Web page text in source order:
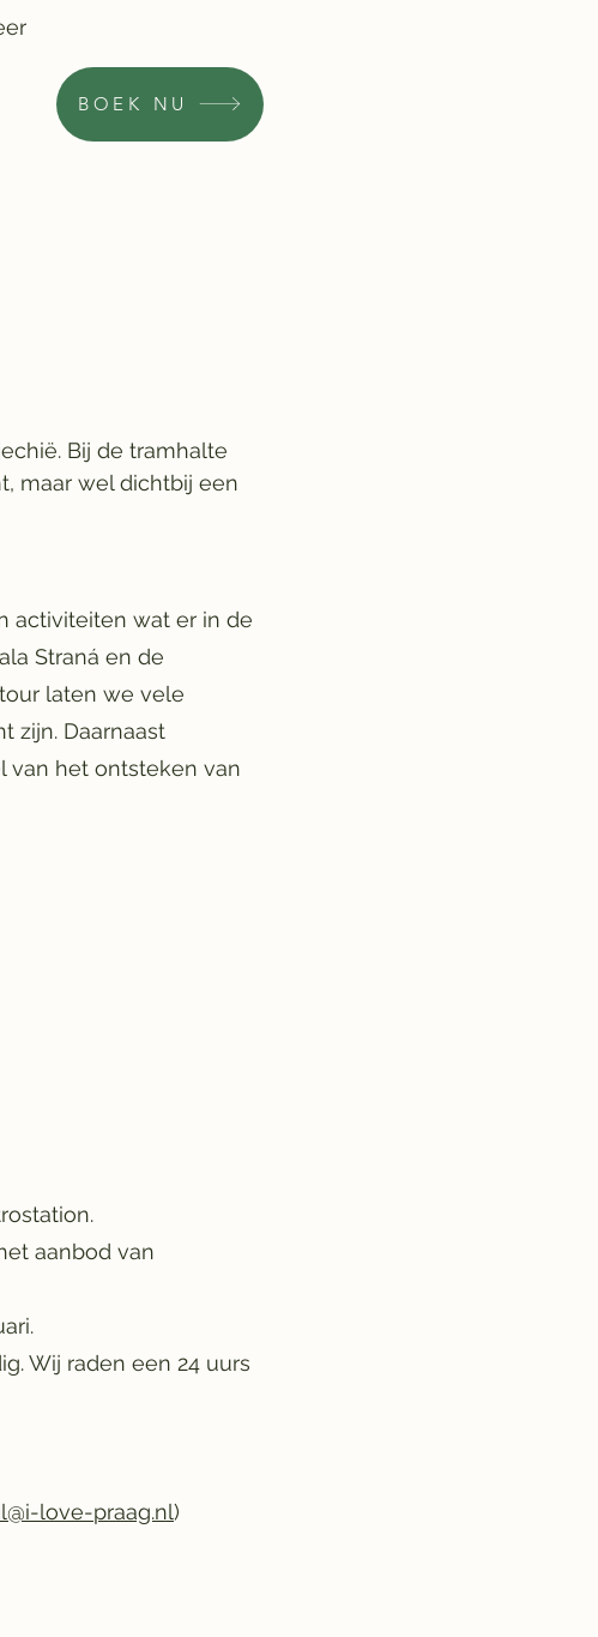
Bij de tramhalte
maar wel dichtbij een
activiteiten wat er in de
Straná en de
laten we vele
zijn. Daarnaast
van het ontsteken van
aanbod van
Wij raden een 24 uurs
love-praag.nl)
BOEK NU